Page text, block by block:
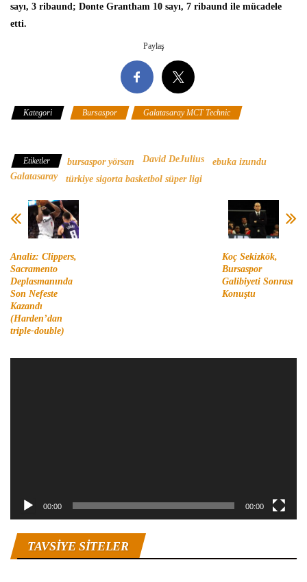
sayı, 3 ribaund; Donte Grantham 10 sayı, 7 ribaund ile mücadele
etti.
Paylaş
Kategori Bursaspor Galatasaray MCT Technic
Etiketler bursaspor yörsan David DeJulius
ebuka izundu
Galatasaray
türkiye sigorta basketbol süper ligi
Analiz: Clippers,
Sacramento
Deplasmanında
Son Nefeste
Kazandı
(Harden’dan
triple-double)
Koç Sekizkök,
Bursaspor
Galibiyeti Sonrası
Konuştu
00:00 00:00
TAVSIYE SITELER